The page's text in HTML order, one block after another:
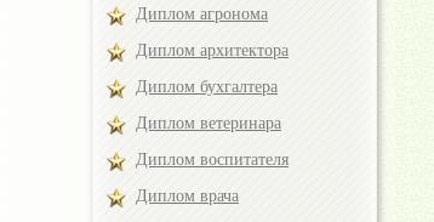
Диплом агронома
Диплом архитектора
Диплом бухгалтера
Диплом ветеринара
Диплом воспитателя
Диплом врача